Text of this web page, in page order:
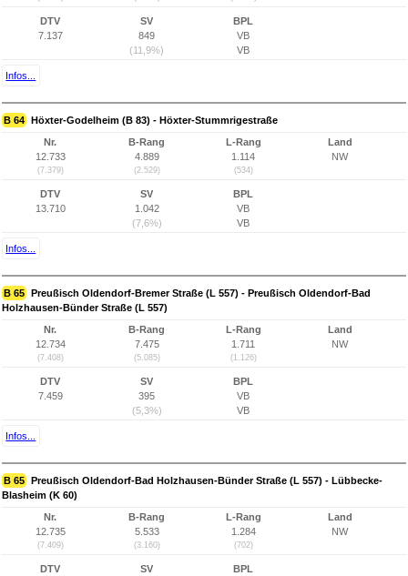
DTV
7.137
SV
849
(11,9%)
BPL
VB
VB
Infos...
B 64 Höxter-Godelheim (B 83) - Höxter-Stummrigestraße
Nr.
12.733
(7.379)
B-Rang
4.889
(2.529)
L-Rang
1.114
(534)
Land
NW
DTV
13.710
SV
1.042
(7,6%)
BPL
VB
VB
Infos...
B 65 Preußisch Oldendorf-Bremer Straße (L 557) - Preußisch Oldendorf-Bad
Holzhausen-Bünder Straße (L 557)
Nr.
12.734
(7.408)
B-Rang
7.475
(5.085)
L-Rang
1.711
(1.126)
Land
NW
DTV
7.459
SV
395
(5,3%)
BPL
VB
VB
Infos...
B 65 Preußisch Oldendorf-Bad Holzhausen-Bünder Straße (L 557) - Lübbecke-
Blasheim (K 60)
Nr.
12.735
(7.409)
B-Rang
5.533
(3.160)
L-Rang
1.284
(702)
Land
NW
DTV
SV
BPL